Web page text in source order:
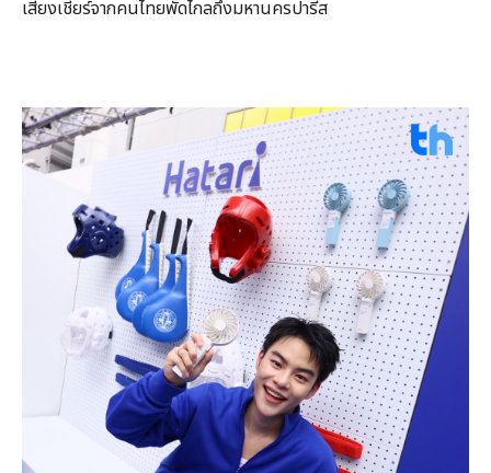
เสียงเชียร์จากคนไทยพัดไกลถึงมหานครปารีส